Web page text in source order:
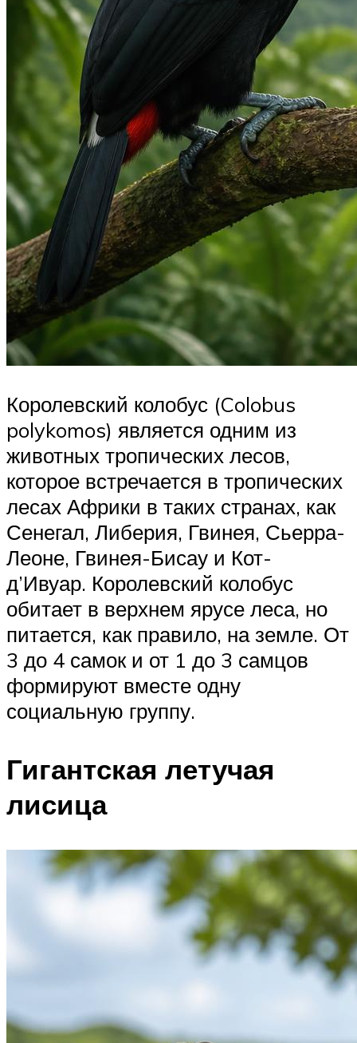
Королевский колобус (Colobus
polykomos) является одним из
животных тропических лесов,
которое встречается в тропических
лесах Африки в таких странах, как
Сенегал, Либерия, Гвинея, Сьерра-
Леоне, Гвинея-Бисау и Кот-
д’Ивуар. Королевский колобус
обитает в верхнем ярусе леса, но
питается, как правило, на земле. От
3 до 4 самок и от 1 до 3 самцов
формируют вместе одну
социальную группу.
Гигантская летучая
лисица